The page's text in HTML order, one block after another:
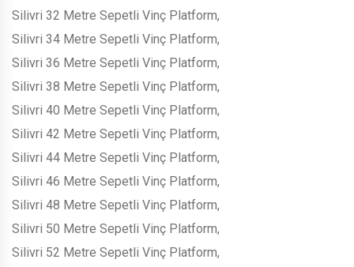
Silivri 32 Metre Sepetli Vinç Platform,
Silivri 34 Metre Sepetli Vinç Platform,
Silivri 36 Metre Sepetli Vinç Platform,
Silivri 38 Metre Sepetli Vinç Platform,
Silivri 40 Metre Sepetli Vinç Platform,
Silivri 42 Metre Sepetli Vinç Platform,
Silivri 44 Metre Sepetli Vinç Platform,
Silivri 46 Metre Sepetli Vinç Platform,
Silivri 48 Metre Sepetli Vinç Platform,
Silivri 50 Metre Sepetli Vinç Platform,
Silivri 52 Metre Sepetli Vinç Platform,